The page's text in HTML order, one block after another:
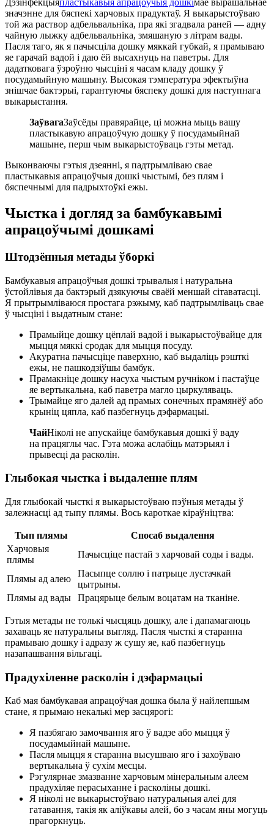
Дэзінфекцыяпластыкавыя апрацоўчыя дошкімае вырашальнае
значэнне для бяспекі харчовых прадуктаў. Я выкарыстоўваю
той жа раствор адбельвальніка, пра які згадвала раней — адну
чайную лыжку адбельвальніка, змяшаную з літрам вады.
Пасля таго, як я пачысціла дошку мяккай губкай, я прамываю
яе гарачай вадой і даю ёй высахнуць на паветры. Для
дадатковага ўзроўню чысціні я часам кладу дошку ў
посудамыйную машыну. Высокая тэмпература эфектыўна
знішчае бактэрыі, гарантуючы бяспеку дошкі для наступнага
выкарыстання.
ЗаўвагаЗаўсёды правярайце, ці можна мыць вашу
пластыкавую апрацоўчую дошку ў посудамыйнай
машыне, перш чым выкарыстоўваць гэты метад.
Выконваючы гэтыя дзеянні, я падтрымліваю свае
пластыкавыя апрацоўчыя дошкі чыстымі, без плям і
бяспечнымі для падрыхтоўкі ежы.
Чыстка і догляд за бамбукавымі
апрацоўчымі дошкамі
Штодзённыя метады ўборкі
Бамбукавыя апрацоўчыя дошкі трывалыя і натуральна
ўстойлівыя да бактэрый дзякуючы сваёй меншай сітаватасці.
Я прытрымліваюся простага рэжыму, каб падтрымліваць свае
ў чысціні і выдатным стане:
Прамыйце дошку цёплай вадой і выкарыстоўвайце для
мыцця мяккі сродак для мыцця посуду.
Акуратна пачысціце паверхню, каб выдаліць рэшткі
ежы, не пашкодзіўшы бамбук.
Прамакніце дошку насуха чыстым ручніком і пастаўце
яе вертыкальна, каб паветра магло цыркуляваць.
Трымайце яго далей ад прамых сонечных прамянёў або
крыніц цяпла, каб пазбегнуць дэфармацыі.
ЧайНіколі не апускайце бамбукавыя дошкі ў ваду
на працяглы час. Гэта можа аслабіць матэрыял і
прывесці да расколін.
Глыбокая чыстка і выдаленне плям
Для глыбокай чысткі я выкарыстоўваю пэўныя метады ў
залежнасці ад тыпу плямы. Вось кароткае кіраўніцтва:
Тып плямы
Спосаб выдалення
Харчовыя
плямы
Пачысціце пастай з харчовай соды і вады.
Плямы ад алею
Пасыпце соллю і патрыце лустачкай
цытрыны.
Плямы ад вады
Працярыце белым воцатам на тканіне.
Гэтыя метады не толькі чысцяць дошку, але і дапамагаюць
захаваць яе натуральны выгляд. Пасля чысткі я старанна
прамываю дошку і адразу ж сушу яе, каб пазбегнуць
назапашвання вільгаці.
Прадухіленне расколін і дэфармацыі
Каб мая бамбукавая апрацоўчая дошка была ў найлепшым
стане, я прымаю некалькі мер засцярогі:
Я пазбягаю замочвання яго ў вадзе або мыцця ў
посудамыйнай машыне.
Пасля мыцця я старанна высушваю яго і захоўваю
вертыкальна ў сухім месцы.
Рэгулярнае змазванне харчовым мінеральным алеем
прадухіляе перасыханне і расколіны дошкі.
Я ніколі не выкарыстоўваю натуральныя алеі для
гатавання, такія як аліўкавы алей, бо з часам яны могуць
прагоркнуць.